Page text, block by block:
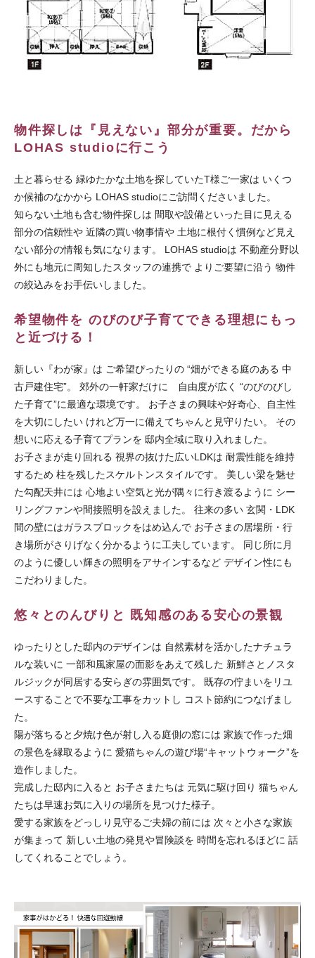
物件探しは『見えない』部分が重要。だから
LOHAS studioに行こう
土と暮らせる 緑ゆたかな土地を探していたT様ご一家は いくつ
か候補のなかから LOHAS studioにご訪問くださいました。
知らない土地も含む物件探しは 間取や設備といった目に見える
部分の信頼性や 近隣の買い物事情や 土地に根付く慣例など見え
ない部分の情報も気になります。 LOHAS studioは 不動産分野以
外にも地元に周知したスタッフの連携で よりご要望に沿う 物件
の絞込みをお手伝いしました。
希望物件を のびのび子育てできる理想にもっ
と近づける！
新しい『わが家』は ご希望ぴったりの “畑ができる庭のある 中
古戸建住宅”。 郊外の一軒家だけに 自由度が広く “のびのびし
た子育て”に最適な環境です。 お子さまの興味や好奇心、自主性
を大切にしたい けれど万一に備えてちゃんと見守りたい。 その
想いに応える子育てプランを 邸内全域に取り入れました。
お子さまが走り回れる 視界の抜けた広いLDKは 耐震性能を維持
するため 柱を残したスケルトンスタイルです。 美しい梁を魅せ
た勾配天井には 心地よい空気と光が隅々に行き渡るように シー
リングファンや間接照明を設えました。 往来の多い 玄関・LDK
間の壁にはガラスブロックをはめ込んで お子さまの居場所・行
き場所がさりげなく分かるように工夫しています。 同じ所に月
のように優しい輝きの照明をアサインするなど デザイン性にも
こだわりました。
悠々とのんびりと 既知感のある安心の景観
ゆったりとした邸内のデザインは 自然素材を活かしたナチュラ
ルな装いに 一部和風家屋の面影をあえて残した 新鮮さとノスタ
ルジックが同居する安らぎの雰囲気です。 既存の佇まいをリユ
ースすることで不要な工事をカットし コスト節約につなげまし
た。
陽が落ちると夕焼け色が射し入る庭側の窓には 家族で作った畑
の景色を縁取るように 愛猫ちゃんの遊び場“キャットウォーク”を
造作しました。
完成した邸内に入ると お子さまたちは 元気に駆け回り 猫ちゃん
たちは早速お気に入りの場所を見つけた様子。
愛する家族をどっしり見守るご夫婦の前には 次々と小さな家族
が集まって 新しい土地の発見や冒険談を 時間を忘れるほどに 話
してくれることでしょう。